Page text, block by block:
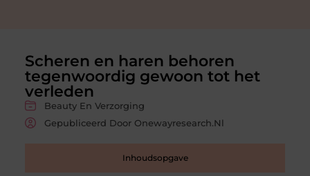
Scheren en haren behoren
tegenwoordig gewoon tot het
verleden
Beauty En Verzorging
Gepubliceerd Door Onewayresearch.nl
Inhoudsopgave